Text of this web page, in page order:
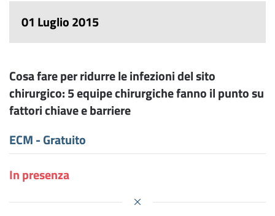
01 Luglio 2015
Cosa fare per ridurre le infezioni del sito
chirurgico: 5 equipe chirurgiche fanno il punto su
fattori chiave e barriere
ECM - Gratuito
In presenza